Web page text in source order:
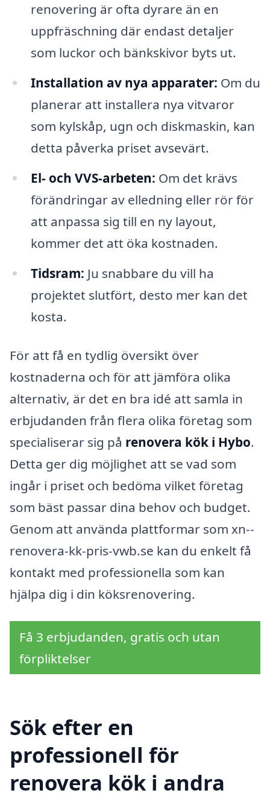
renovering är ofta dyrare än en
uppfräschning där endast detaljer
som luckor och bänkskivor byts ut.
Installation av nya apparater: Om du
planerar att installera nya vitvaror
som kylskåp, ugn och diskmaskin, kan
detta påverka priset avsevärt.
El- och VVS-arbeten: Om det krävs
förändringar av elledning eller rör för
att anpassa sig till en ny layout,
kommer det att öka kostnaden.
Tidsram: Ju snabbare du vill ha
projektet slutfört, desto mer kan det
kosta.
För att få en tydlig översikt över
kostnaderna och för att jämföra olika
alternativ, är det en bra idé att samla in
erbjudanden från flera olika företag som
specialiserar sig på renovera kök i Hybo.
Detta ger dig möjlighet att se vad som
ingår i priset och bedöma vilket företag
som bäst passar dina behov och budget.
Genom att använda plattformar som xn--
renovera-kk-pris-vwb.se kan du enkelt få
kontakt med professionella som kan
hjälpa dig i din köksrenovering.
Få 3 erbjudanden, gratis och utan
förpliktelser
Sök efter en
professionell för
renovera kök i andra